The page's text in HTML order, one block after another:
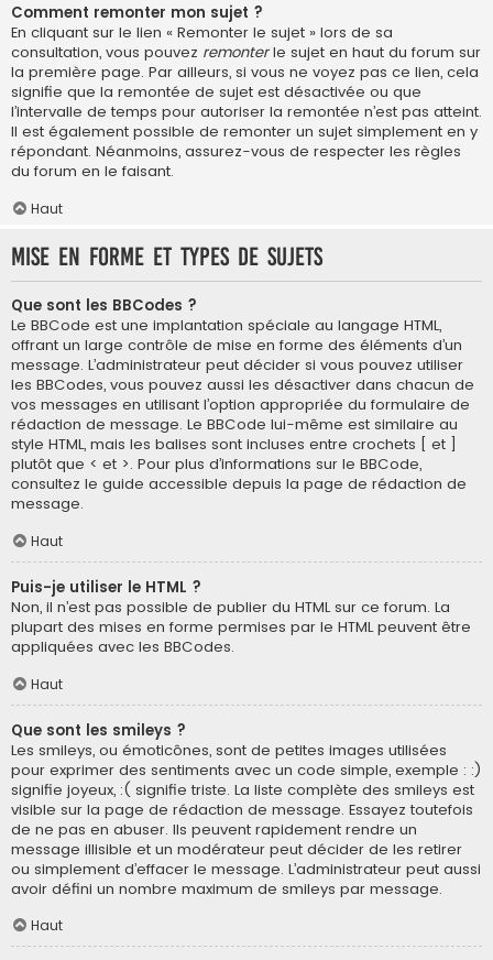
Comment remonter mon sujet ?
En cliquant sur le lien « Remonter le sujet » lors de sa
consultation, vous pouvez remonterle sujet en haut du forum sur
la première page. Par ailleurs, si vous ne voyez pas ce lien, cela
signifie que la remontée de sujet est désactivée ou que
l’intervalle de temps pour autoriser la remontée n’est pas atteint.
Il est également possible de remonter un sujet simplement en y
répondant. Néanmoins, assurez-vous de respecter les règles
du forum en le faisant.
Haut
Mise en forme et types de sujets
Que sont les BBCodes ?
Le BBCode est une implantation spéciale au langage HTML,
offrant un large contrôle de mise en forme des éléments d’un
message. L’administrateur peut décider si vous pouvez utiliser
les BBCodes, vous pouvez aussi les désactiver dans chacun de
vos messages en utilisant l’option appropriée du formulaire de
rédaction de message. Le BBCode lui-même est similaire au
style HTML, mais les balises sont incluses entre crochets [ et ]
plutôt que < et >. Pour plus d’informations sur le BBCode,
consultez le guide accessible depuis la page de rédaction de
message.
Haut
Puis-je utiliser le HTML ?
Non, il n’est pas possible de publier du HTML sur ce forum. La
plupart des mises en forme permises par le HTML peuvent être
appliquées avec les BBCodes.
Haut
Que sont les smileys ?
Les smileys, ou émoticônes, sont de petites images utilisées
pour exprimer des sentiments avec un code simple, exemple : :)
signifie joyeux, :( signifie triste. La liste complète des smileys est
visible sur la page de rédaction de message. Essayez toutefois
de ne pas en abuser. Ils peuvent rapidement rendre un
message illisible et un modérateur peut décider de les retirer
ou simplement d’effacer le message. L’administrateur peut aussi
avoir défini un nombre maximum de smileys par message.
Haut